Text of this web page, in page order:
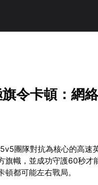
令卡頓：網
團隊對抗為核心的高速
旗幟，並成功守護60秒才
都可能左右戰局。